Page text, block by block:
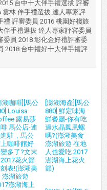
台中十大伴手禮選拔 評審
雲林 伴手禮選拔 達人專家評
禮 評審委員 2016 桃園好棧旅
伴手禮選拔 達人專家評審委員
委員 2018 彰化金好禮評審委
2018 台中禮好十大伴手禮評
湖咖啡][馬公
Louisa
露易莎
馬公店-連
駐，馬公
咖啡館好
多了?文末
花火節
表!(澎湖美
澎湖旅遊
澎湖海上
[澎湖海產][馬公
880] 鮮定味海
鮮餐廳-你有吃
過水晶鳳凰螺
嗎?(澎湖美食
澎湖旅遊 在地
人也愛吃 2017
澎湖海上花火
節)